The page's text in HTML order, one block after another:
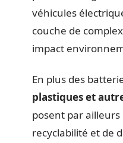
véhicules
couche de
impact
En plus des
plastiques et
posent par
recyclabilité et de